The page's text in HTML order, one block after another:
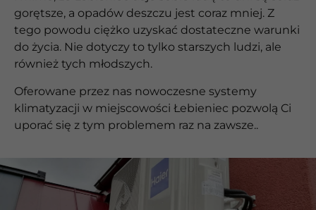
gorętsze, a opadów deszczu jest coraz mniej. Z
tego powodu ciężko uzyskać dostateczne warunki
do życia. Nie dotyczy to tylko starszych ludzi, ale
również tych młodszych.
Oferowane przez nas nowoczesne systemy
klimatyzacji w miejscowości Łebieniec pozwolą Ci
uporać się z tym problemem raz na zawsze..